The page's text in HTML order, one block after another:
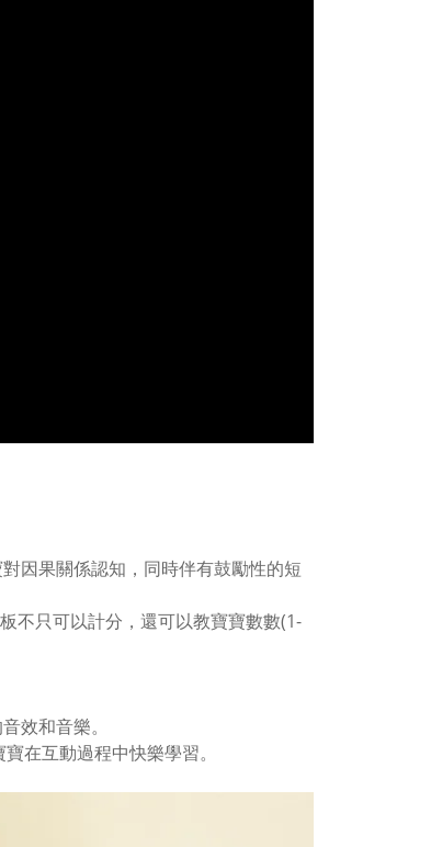
因果關係認知，同時伴有鼓勵性的短
不只可以計分，還可以教寶寶數數(1-
效和音樂。
在互動過程中快樂學習。